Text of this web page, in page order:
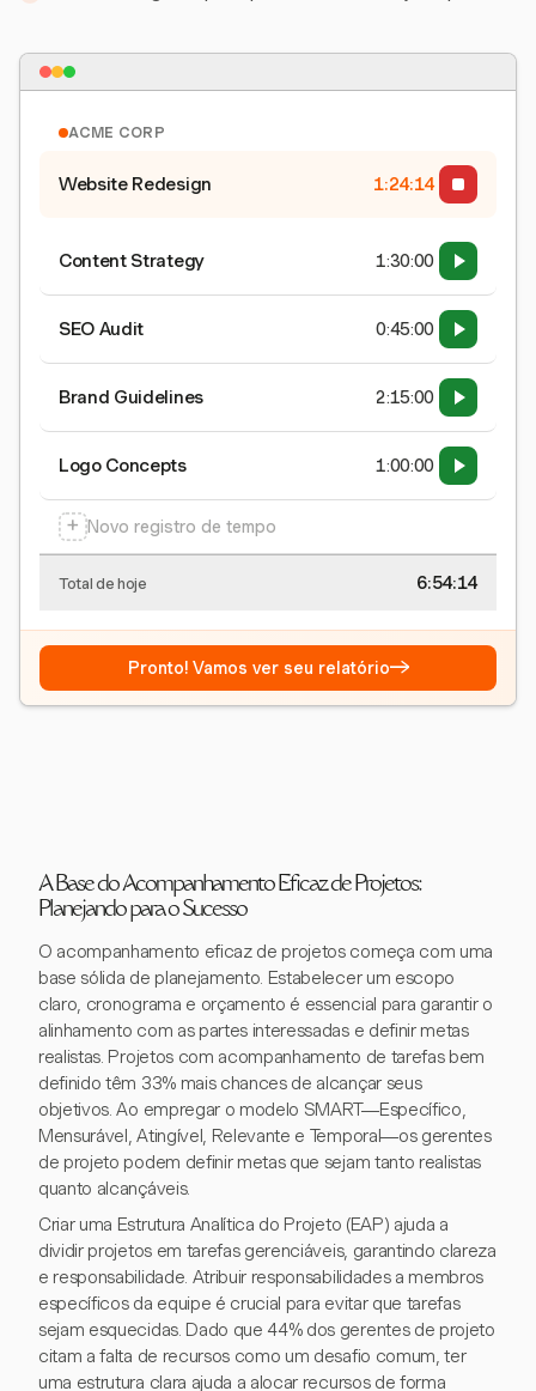
ACME CORP
Website Redesign 1:24:15
Content Strategy 1:30:00
SEO Audit 0:45:00
Brand Guidelines 2:15:00
Logo Concepts 1:00:00
+ Novo registro de tempo
Total de hoje 6:54:15
Pronto! Vamos ver seu relatório→
A Base do Acompanhamento Eficaz de Projetos:
Planejando para o Sucesso
O acompanhamento eficaz de projetos começa com uma
base sólida de planejamento. Estabelecer um escopo
claro, cronograma e orçamento é essencial para garantir o
alinhamento com as partes interessadas e definir metas
realistas. Projetos com acompanhamento de tarefas bem
definido têm 33% mais chances de alcançar seus
objetivos. Ao empregar o modelo SMART—Específico,
Mensurável, Atingível, Relevante e Temporal—os gerentes
de projeto podem definir metas que sejam tanto realistas
quanto alcançáveis.
Criar uma Estrutura Analítica do Projeto (EAP) ajuda a
dividir projetos em tarefas gerenciáveis, garantindo clareza
e responsabilidade. Atribuir responsabilidades a membros
específicos da equipe é crucial para evitar que tarefas
sejam esquecidas. Dado que 44% dos gerentes de projeto
citam a falta de recursos como um desafio comum, ter
uma estrutura clara ajuda a alocar recursos de forma